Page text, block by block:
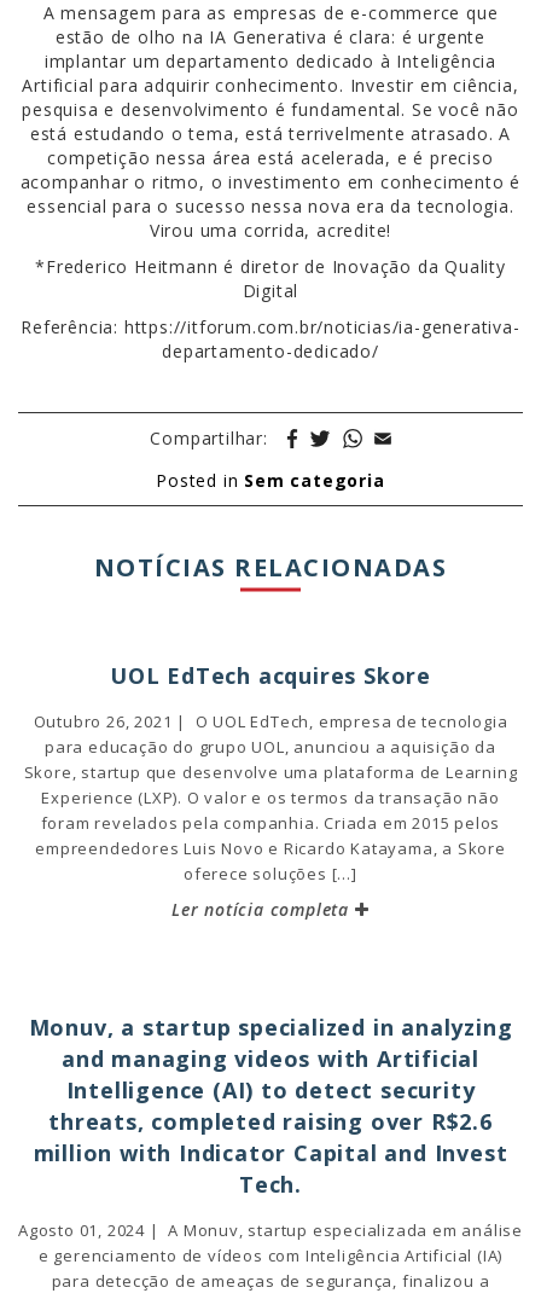
A mensagem para as empresas de e-commerce que
estão de olho na IA Generativa é clara: é urgente
implantar um departamento dedicado à Inteligência
Artificial para adquirir conhecimento. Investir em ciência,
pesquisa e desenvolvimento é fundamental. Se você não
está estudando o tema, está terrivelmente atrasado. A
competição nessa área está acelerada, e é preciso
acompanhar o ritmo, o investimento em conhecimento é
essencial para o sucesso nessa nova era da tecnologia.
Virou uma corrida, acredite!
*Frederico Heitmann é diretor de Inovação da Quality
Digital
Referência: https://itforum.com.br/noticias/ia-generativa-
departamento-dedicado/
Compartilhar:
Posted in Sem categoria
NOTÍCIAS RELACIONADAS
UOL EdTech acquires Skore
Outubro 26, 2021 | O UOL EdTech, empresa de tecnologia
para educação do grupo UOL, anunciou a aquisição da
Skore, startup que desenvolve uma plataforma de Learning
Experience (LXP). O valor e os termos da transação não
foram revelados pela companhia. Criada em 2015 pelos
empreendedores Luis Novo e Ricardo Katayama, a Skore
oferece soluções […]
Ler notícia completa
Monuv, a startup specialized in analyzing
and managing videos with Artificial
Intelligence (AI) to detect security
threats, completed raising over R$2.6
million with Indicator Capital and Invest
Tech.
Agosto 01, 2024 | A Monuv, startup especializada em análise
e gerenciamento de vídeos com Inteligência Artificial (IA)
para detecção de ameaças de segurança, finalizou a